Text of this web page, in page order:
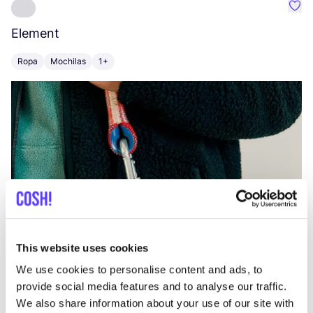
This website uses cookies
We use cookies to personalise content and ads, to
provide social media features and to analyse our traffic.
We also share information about your use of our site with
Element
Ropa Mochilas 1+